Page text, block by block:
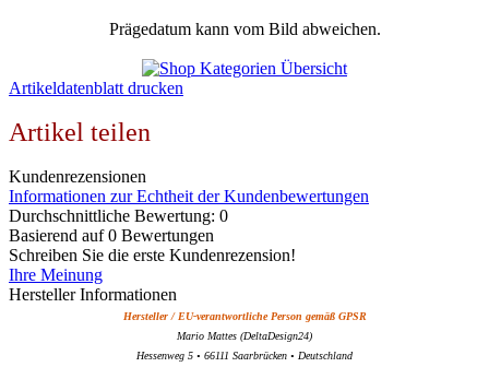
Prägedatum kann vom Bild abweichen.
Artikeldatenblatt drucken
Artikel teilen
Kundenrezensionen
Informationen zur Echtheit der Kundenbewertungen
Durchschnittliche Bewertung: 0
Basierend auf 0 Bewertungen
Schreiben Sie die erste Kundenrezension!
Ihre Meinung
Hersteller Informationen
Hersteller / EU-verantwortliche Person gemäß GPSR
Mario Mattes (DeltaDesign24)
Hessenweg 5 • 66111 Saarbrücken • Deutschland